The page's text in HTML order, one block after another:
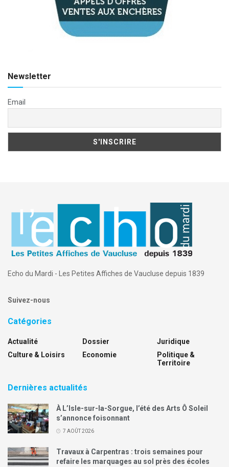
Newsletter
Email
Echo du Mardi - Les Petites Affiches de Vaucluse depuis 1839
Suivez-nous
Catégories
Actualité
Culture & Loisirs
Dossier
Economie
Juridique
Politique &
Territoire
Dernières actualités
À L’Isle-sur-la-Sorgue, l’été des Arts Ô Soleil
s’annonce foisonnant
7 AOÛT 2026
Travaux à Carpentras : trois semaines pour
refaire les marquages au sol près des écoles